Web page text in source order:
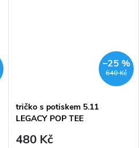
640 Kč
–25 %
tričko s potiskem 5.11
LEGACY POP TEE
480 Kč